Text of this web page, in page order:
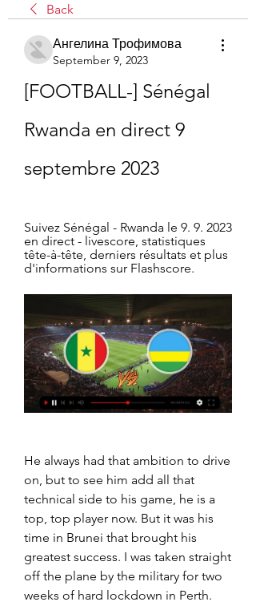
Back
Ангелина Трофимова
September 9, 2023
[FOOTBALL-] Sénégal
Rwanda en direct 9
septembre 2023
Suivez Sénégal - Rwanda le 9. 9. 2023
en direct - livescore, statistiques
tête-à-tête, derniers résultats et plus
d'informations sur Flashscore.
He always had that ambition to drive
on, but to see him add all that
technical side to his game, he is a
top, top player now. But it was his
time in Brunei that brought his
greatest success. I was taken straight
off the plane by the military for two
weeks of hard lockdown in Perth.